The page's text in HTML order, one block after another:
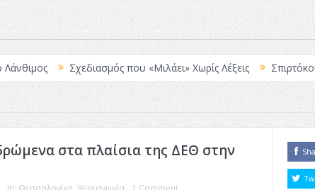
Σχεδιασμός που «Μιλάει» Χωρίς Λέξεις Σπιρτόκουτο: η
στα πλαίσια της ΔΕΘ στην